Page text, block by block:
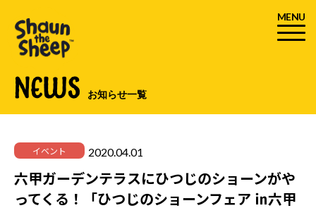
MENU
NEWS お知らせ一覧
イベント 2020.04.01
六甲ガーデンテラスにひつじのショーンがや
ってくる！「ひつじのショーンフェア ㏌六甲